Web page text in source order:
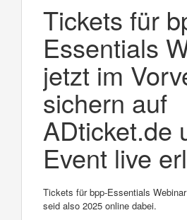
Tickets für
Essentials
jetzt im
sichern auf
ADticket.de
Event live
Tickets für bpp-Essentials
seid also 2025 online dabei.